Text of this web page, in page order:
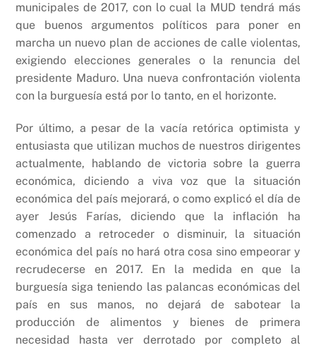
municipales de 2017, con lo cual la MUD tendrá más
que buenos argumentos políticos para poner en
marcha un nuevo plan de acciones de calle violentas,
exigiendo elecciones generales o la renuncia del
presidente Maduro. Una nueva confrontación violenta
con la burguesía está por lo tanto, en el horizonte.
Por último, a pesar de la vacía retórica optimista y
entusiasta que utilizan muchos de nuestros dirigentes
actualmente, hablando de victoria sobre la guerra
económica, diciendo a viva voz que la situación
económica del país mejorará, o como explicó el día de
ayer Jesús Farías, diciendo que la inflación ha
comenzado a retroceder o disminuir, la situación
económica del país no hará otra cosa sino empeorar y
recrudecerse en 2017. En la medida en que la
burguesía siga teniendo las palancas económicas del
país en sus manos, no dejará de sabotear la
producción de alimentos y bienes de primera
necesidad hasta ver derrotado por completo al